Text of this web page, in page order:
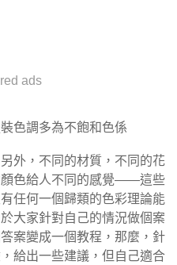
ads
色調多為不飽和色係
外，不同的材質，不同的花
顏色給人不同的感覺——這些
任何一個歸類的色彩理論能
大家針對自己的情況做個案
案變成一個教程，那麼，針
給出一些建議，但自己適合